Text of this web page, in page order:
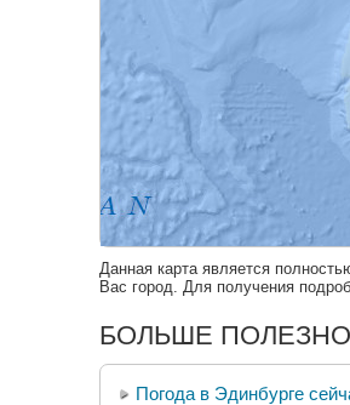
Данная карта является
Вас город. Для получения
БОЛЬШЕ
Погода в Эдинбурге